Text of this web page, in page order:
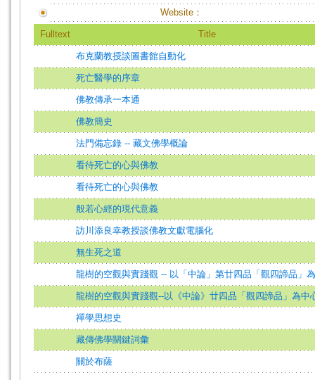
Website：
Fulltext Title
布克蘭教授談圖書館自動化
死亡醫學的序章
佛教傳承一本通
佛教簡史
法門備忘錄 -- 藏文佛學概論
看待死亡的心與佛教
看待死亡的心與佛教
般若心經的現代意義
訪川添良幸教授談佛教文獻電腦化
無生死之道
龍樹的空觀與實踐觀 -- 以「中論」第廿四品「觀四諦品」
龍樹的空觀與實踐觀--以《中論》廿四品「觀四諦品」為中
禪學思想史
藏傳佛學關鍵詞彙
關於布薩